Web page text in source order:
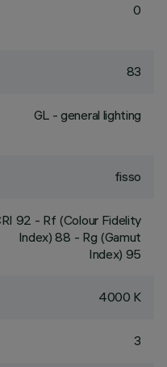
0
83
GL - general lighting
fisso
92 - Rf (Colour Fidelity
Index) 88 - Rg (Gamut
Index) 95
4000 K
3